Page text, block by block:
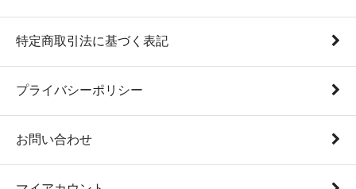
特定商取引法に基づく表記
プライバシーポリシー
お問い合わせ